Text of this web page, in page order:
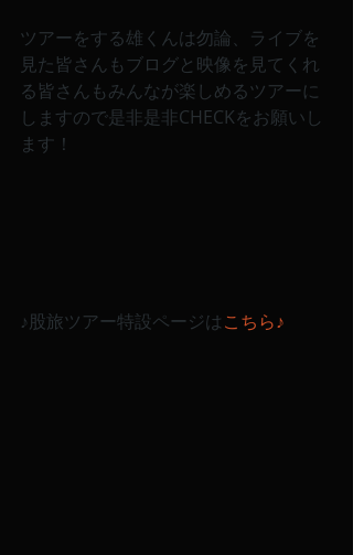
ツアーをする雄くんは勿論、ライブを
見た皆さんもブログと映像を見てくれ
る皆さんもみんなが楽しめるツアーに
しますので是非是非CHECKをお願いし
ます！
♪股旅ツアー特設ページはこちら♪